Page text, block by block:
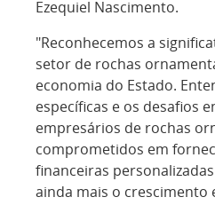
Ezequiel Nascimento.
"Reconhecemos a
setor de rochas
economia do Estado.
específicas e os desafios
empresários de rochas
comprometidos em
financeiras
ainda mais o crescimento